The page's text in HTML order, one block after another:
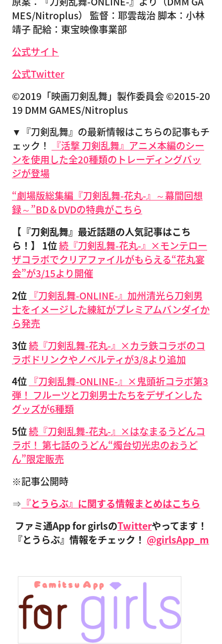
MES/Nitroplus） 監督：耶雲哉治 脚本：小林
靖子 配給：東宝映像事業部
公式サイト
公式Twitter
©2019「映画刀剣乱舞」製作委員会 ©2015-20
19 DMM GAMES/Nitroplus
▼『刀剣乱舞』の最新情報はこちらの記事もチ
ェック！
『活撃 刀剣乱舞』アニメ本編のシー
ンを使用した全20種類のトレーディングバッ
ジが登場
“劇場版総集編『刀剣乱舞-花丸-』～幕間回想
録～”BD＆DVDの特典がこちら
【『刀剣乱舞』最近話題の人気記事はこち
ら！】
1位続『刀剣乱舞-花丸-』×モンテロー
ザコラボでクリアファイルがもらえる“花丸宴
会”が3/15より開催
2位 『刀剣乱舞-ONLINE-』加州清光ら刀剣男
士をイメージした練紅がプレミアムバンダイか
ら発売
3位続『刀剣乱舞-花丸-』×カラ鉄コラボのコ
ラボドリンクやノベルティが3/8より追加
4位 『刀剣乱舞-ONLINE-』×鬼頭祈コラボ第3
弾！ フルーツと刀剣男士たちをデザインした
グッズが6種類
5位続『刀剣乱舞-花丸-』×はなまるうどんコ
ラボ！ 第七話のうどん“燭台切光忠のおうど
ん”限定販売
※記事公開時
⇒ 『とうらぶ』に関する情報まとめはこちら
ファミ通App for girlsのTwitterやってます！
『とうらぶ』情報をチェック！ @girlsApp_m